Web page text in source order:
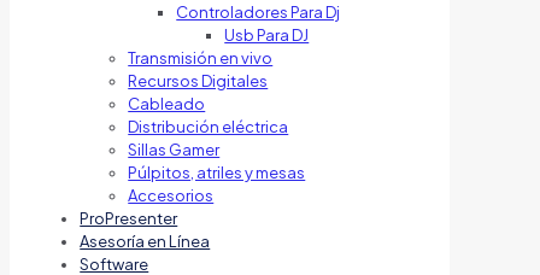
Controladores Para Dj
Usb Para DJ
Transmisión en vivo
Recursos Digitales
Cableado
Distribución eléctrica
Sillas Gamer
Púlpitos, atriles y mesas
Accesorios
ProPresenter
Asesoría en Línea
Software